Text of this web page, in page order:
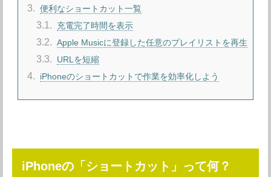
3 便利なショートカット一覧
3.1 充電完了時間を表示
3.2 Apple Musicに登録した任意のプレイリストを再生
3.3 URLを短縮
4 iPhoneのショートカットで作業を効率化しよう
iPhoneの「ショートカット」って何？